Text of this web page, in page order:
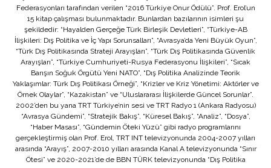
Federasyonları tarafından verilen “2016 Türkiye Onur Ödülü”. Prof. Erol’un
15 kitap çalışması bulunmaktadır. Bunlardan bazılarının isimleri şu
şekildedir: “Hayalden Gerçeğe Türk Birleşik Devletleri”, “Türkiye-AB
İlişkileri: Dış Politika ve İç Yapı Sorunsalları”, “Avrasya’da Yeni Büyük Oyun”,
“Türk Dış Politikasında Strateji Arayışları”, “Türk Dış Politikasında Güvenlik
Arayışları”, “Türkiye Cumhuriyeti-Rusya Federasyonu İlişkileri”, “Sıcak
Barışın Soğuk Örgütü Yeni NATO”, “Dış Politika Analizinde Teorik
Yaklaşımlar: Türk Dış Politikası Örneği”, “Krizler ve Kriz Yönetimi: Aktörler ve
Örnek Olaylar”, “Kazakistan” ve “Uluslararası İlişkilerde Güncel Sorunlar”.
2002’den bu yana TRT Türkiye’nin sesi ve TRT Radyo 1 (Ankara Radyosu)
“Avrasya Gündemi”, “Stratejik Bakış”, “Küresel Bakış”, “Analiz”, “Dosya”,
“Haber Masası”, “Gündemin Öteki Yüzü” gibi radyo programlarını
gerçekleştirmiş olan Prof. Erol, TRT INT televizyonunda 2004-2007 yılları
arasında “Arayış”, 2007-2010 yılları arasında Kanal A televizyonunda “Sınır
Ötesi” ve 2020-2021’de de BBN TÜRK televizyonunda “Dış Politika